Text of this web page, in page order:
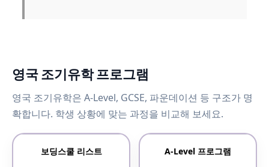
영국 조기유학 프로그램
영국 조기유학은 A-Level, GCSE, 파운데이션 등 구조가 명
확합니다. 학생 상황에 맞는 과정을 비교해 보세요.
보딩스쿨 리스트 A-Level 프로그램